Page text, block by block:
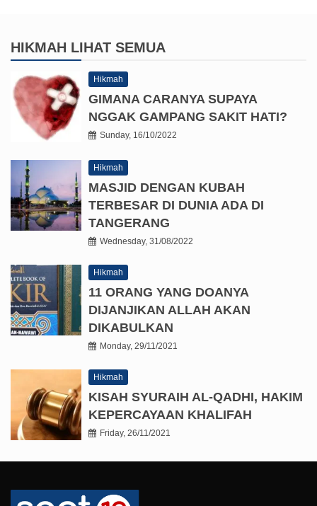
HIKMAH LIHAT SEMUA
Hikmah
GIMANA CARANYA SUPAYA
NGGAK GAMPANG SAKIT HATI?
Sunday, 16/10/2022
Hikmah
MASJID DENGAN KUBAH
TERBESAR DI DUNIA ADA DI
TANGERANG
Wednesday, 31/08/2022
Hikmah
11 ORANG YANG DOANYA
DIJANJIKAN ALLAH AKAN
DIKABULKAN
Monday, 29/11/2021
Hikmah
KISAH SYURAIH AL-QADHI, HAKIM
KEPERCAYAAN KHALIFAH
Friday, 26/11/2021